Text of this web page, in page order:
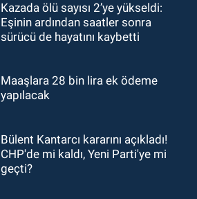
SPOR
14:34
getirdi.
Kazada ölü sayısı 2’ye yükseldi:
Eşinin ardından saatler sonra
sürücü de hayatını kaybetti
Maaşlara 28 bin lira ek ödeme
yapılacak
Bülent Kantarcı kararını açıkladı!
CHP'de mi kaldı, Yeni Parti'ye mi
geçti?